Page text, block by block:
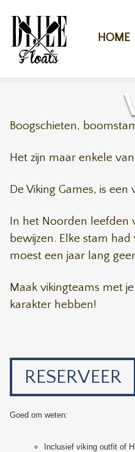
HOME
Boogschieten,
Het zijn maar enkele
De Viking Games, is
In het Noorden leefden
bewijzen. Elke stam
moest een jaar lang
Maak vikingteams met
karakter hebben!
RESERVEER
Goed om weten:
Inclusief viking outfit of